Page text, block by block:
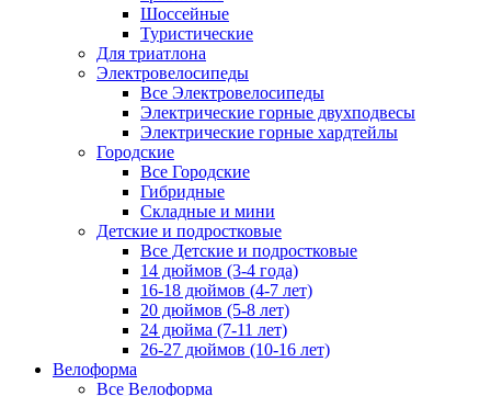
Шоссейные
Туристические
Для триатлона
Электровелосипеды
Все Электровелосипеды
Электрические горные двухподвесы
Электрические горные хардтейлы
Городские
Все Городские
Гибридные
Складные и мини
Детские и подростковые
Все Детские и подростковые
14 дюймов (3-4 года)
16-18 дюймов (4-7 лет)
20 дюймов (5-8 лет)
24 дюйма (7-11 лет)
26-27 дюймов (10-16 лет)
Велоформа
Все Велоформа